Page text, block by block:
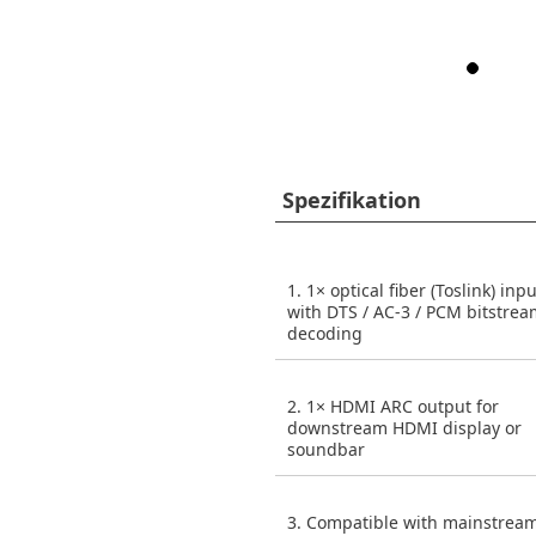
Spezifikation
1. 1× optical fiber (Toslink)
with DTS / AC-3 / PCM
decoding
2. 1× HDMI ARC output for
downstream HDMI display or
soundbar
3. Compatible with